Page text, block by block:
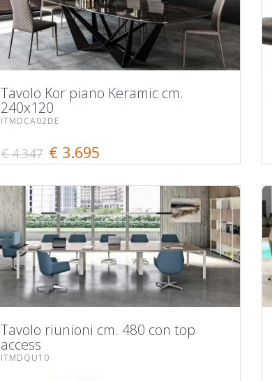
Tavolo Kor piano Keramic cm.
240x120
ITMDCA02DE
€ 4.347 € 3.695
Tavolo riunioni cm. 480 con top
access
ITMDQU10